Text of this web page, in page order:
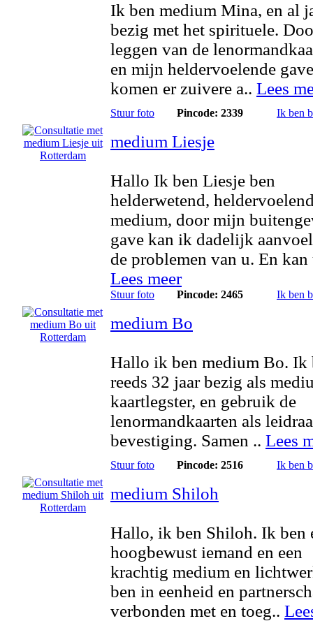
Ik ben medium Mina, en al
bezig met het spirituele.
leggen van de
en mijn heldervoelende
komen er zuivere a.. Lees
Stuur foto Pincode: 2339 Ik ben
medium Liesje
Hallo Ik ben Liesje ben
helderwetend,
medium, door mijn
gave kan ik dadelijk
de problemen van u. En kan
Lees meer
Stuur foto Pincode: 2465 Ik ben
medium Bo
Hallo ik ben medium Bo. Ik
reeds 32 jaar bezig als
kaartlegster, en gebruik de
lenormandkaarten als
bevestiging. Samen .. Lees
Stuur foto Pincode: 2516 Ik ben
medium Shiloh
Hallo, ik ben Shiloh. Ik ben
hoogbewust iemand en een
krachtig medium en
ben in eenheid en
verbonden met en toeg..